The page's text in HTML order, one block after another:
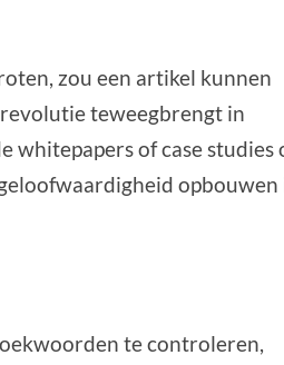
zou een artikel kunnen
teweegbrengt in
whitepapers of case studies
opbouwen
te controleren,